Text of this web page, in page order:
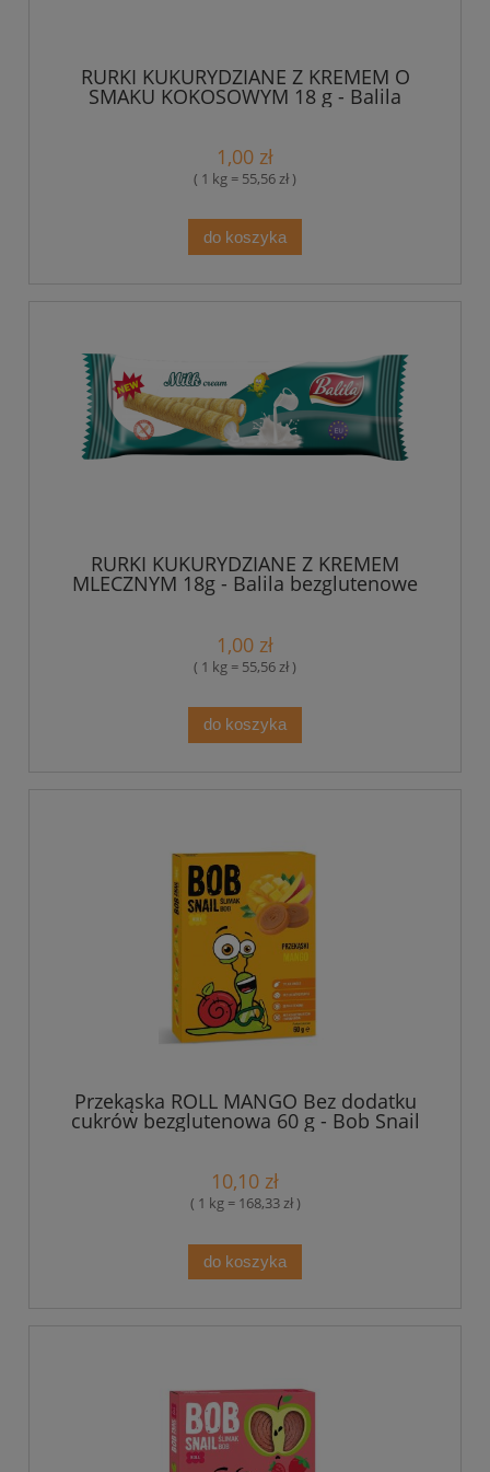
RURKI KUKURYDZIANE Z KREMEM O
SMAKU KOKOSOWYM 18 g - Balila
1,00 zł
( 1 kg = 55,56 zł )
do koszyka
RURKI KUKURYDZIANE Z KREMEM
MLECZNYM 18g - Balila bezglutenowe
1,00 zł
( 1 kg = 55,56 zł )
do koszyka
Przekąska ROLL MANGO Bez dodatku
cukrów bezglutenowa 60 g - Bob Snail
10,10 zł
( 1 kg = 168,33 zł )
do koszyka